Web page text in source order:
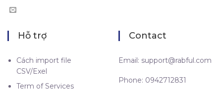
Hỗ trợ
Cách import file
CSV/Exel
Term of Services
Contact
Email: support@rabful.com
Phone: 0942712831